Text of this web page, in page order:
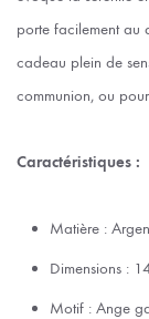
porte facilement au
cadeau plein de
communion, ou
Caractéristiques :
Matière :
Dimensions :
Motif : Ange